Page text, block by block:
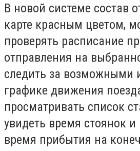
В новой системе состав
карте красным цветом,
проверять расписание
отправления на
следить за возможными
графике движения
просматривать список
увидеть время стоянок и
время прибытия на